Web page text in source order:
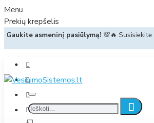
Menu
Prekių krepšelis
Gaukite asmeninį pasiūlymą! 💯🔥 Susisiekite